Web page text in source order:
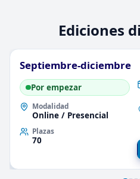
Ediciones
Septiembre-diciembre
Por empezar
Modalidad
Online / Presencial
Plazas
70